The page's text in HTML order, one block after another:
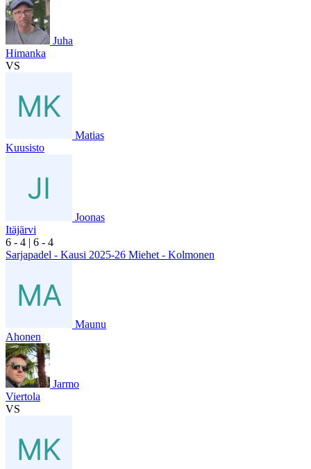
Juha
Himanka
VS
Matias
Kuusisto
Joonas
Itäjärvi
6 - 4 | 6 - 4
Sarjapadel - Kausi 2025-26 Miehet - Kolmonen
Maunu
Ahonen
Jarmo
Viertola
VS